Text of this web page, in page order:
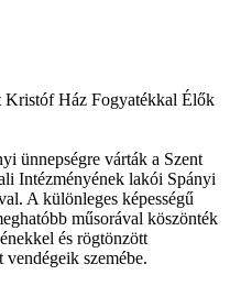
Kristóf Ház Fogyatékkal Élők
ünnepségre várták a Szent
Intézményének lakói Spányi
A különleges képességű
műsorával köszönték
és rögtönzött
szemébe.